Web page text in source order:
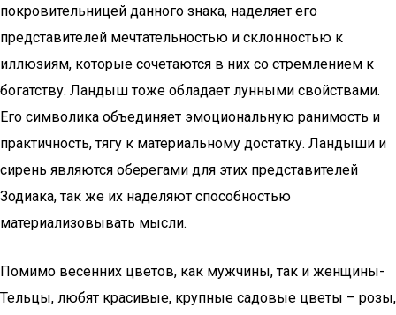
покровительницей данного знака, наделяет его
представителей мечтательностью и склонностью к
иллюзиям, которые сочетаются в них со стремлением к
богатству. Ландыш тоже обладает лунными свойствами.
Его символика объединяет эмоциональную ранимость и
практичность, тягу к материальному достатку. Ландыши и
сирень являются оберегами для этих представителей
Зодиака, так же их наделяют способностью
материализовывать мысли.
Помимо весенних цветов, как мужчины, так и женщины-
Тельцы, любят красивые, крупные садовые цветы – розы,